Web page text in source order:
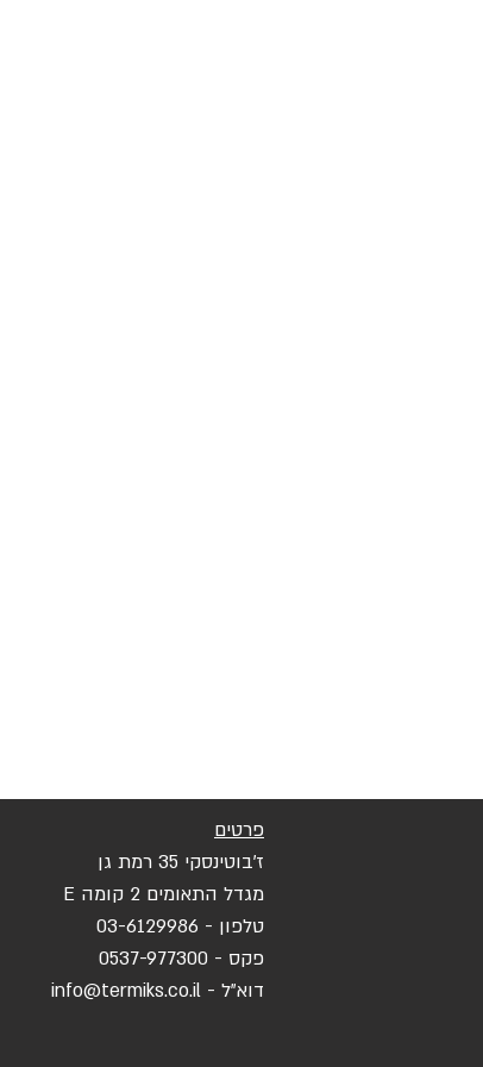
פרטים
ז'בוטינסקי 35 רמת גן
מגדל התאומים 2 קומה E
טלפון - 03-6129986
פקס - 0537-977300
דוא"ל - info@termiks.co.il